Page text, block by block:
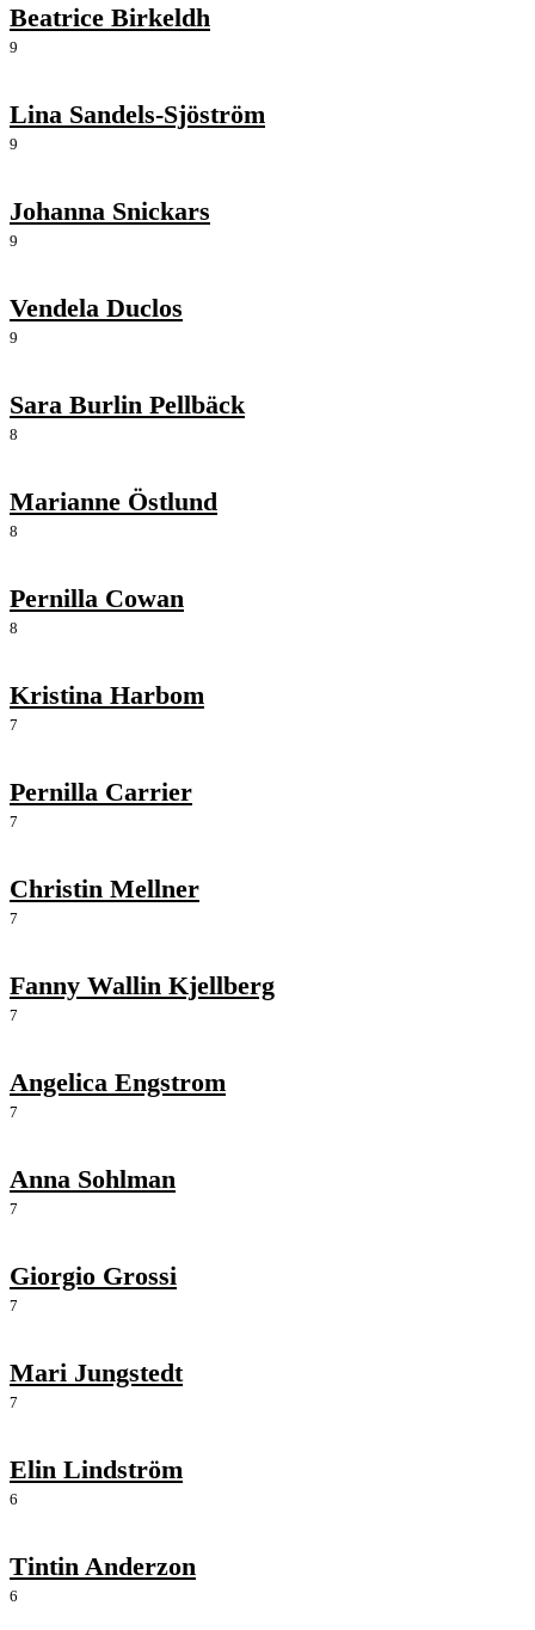
Beatrice Birkeldh
9
Lina Sandels-Sjöström
9
Johanna Snickars
9
Vendela Duclos
9
Sara Burlin Pellbäck
8
Marianne Östlund
8
Pernilla Cowan
8
Kristina Harbom
7
Pernilla Carrier
7
Christin Mellner
7
Fanny Wallin Kjellberg
7
Angelica Engstrom
7
Anna Sohlman
7
Giorgio Grossi
7
Mari Jungstedt
7
Elin Lindström
6
Tintin Anderzon
6